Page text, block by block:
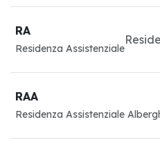
RA
Residenza Assistenziale
RAA
Residenza Assistenziale